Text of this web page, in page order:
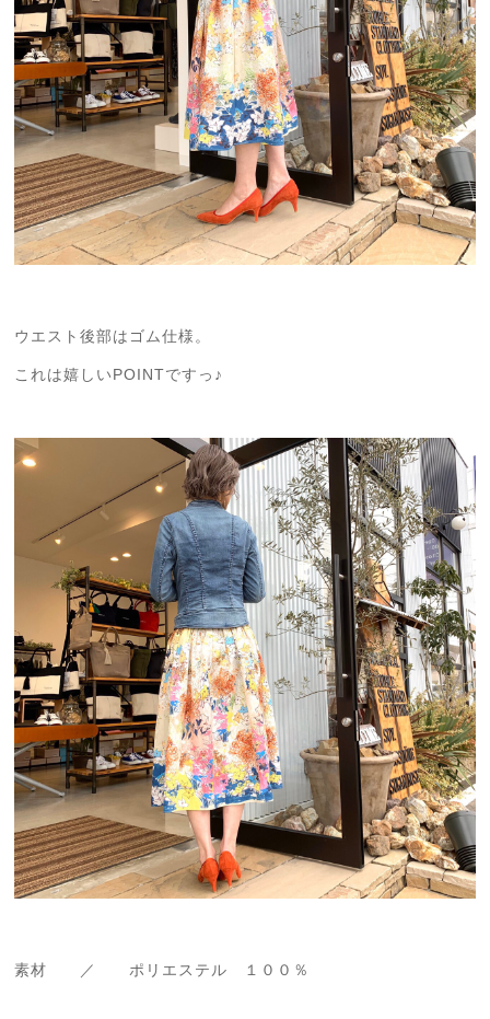
ウエスト後部はゴム仕様。
これは嬉しいPOINTですっ♪
素材 ／ ポリエステル １００％